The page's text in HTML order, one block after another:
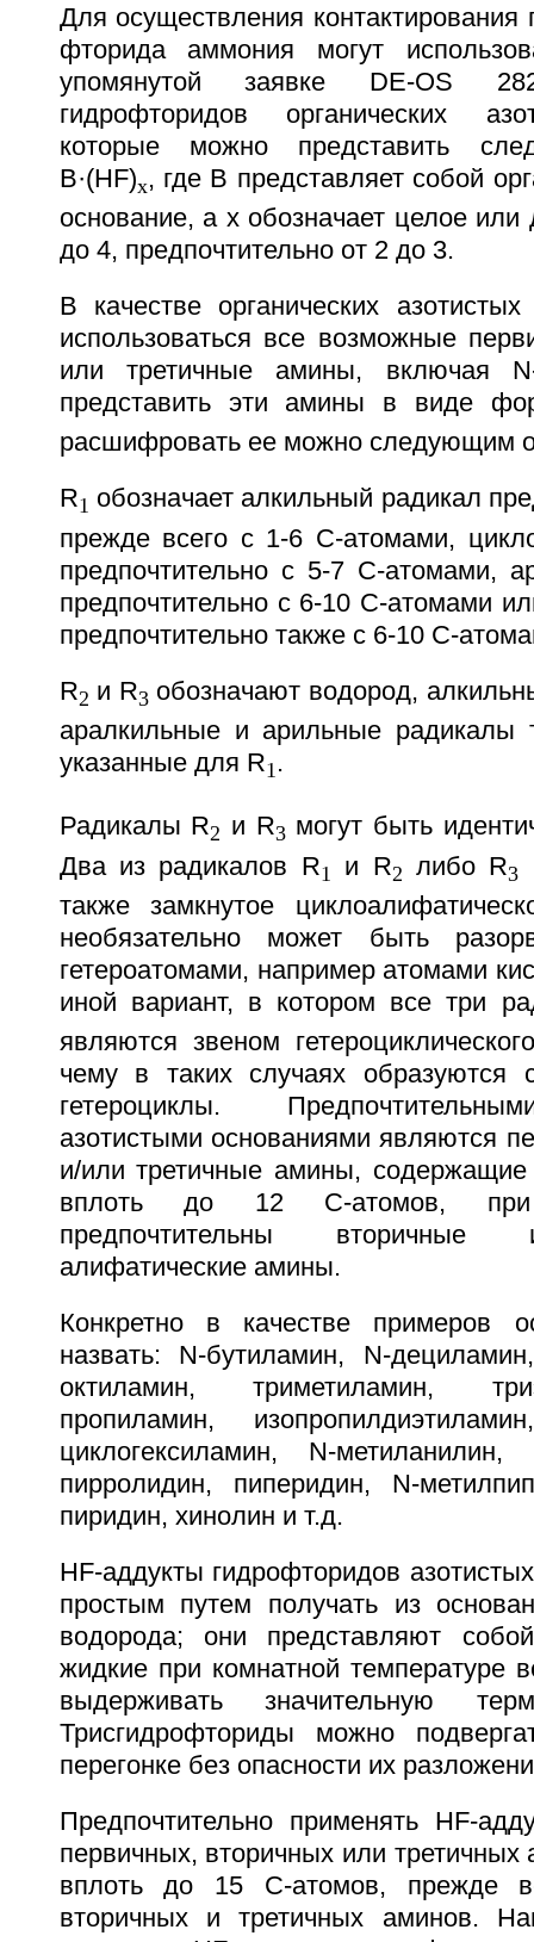
Для осуществления
фторида аммония могут
упомянутой заявке DE-OS
гидрофторидов органических
которые можно представить
B·(HF)х, где В представляет собой
основание, а x обозначает целое
до 4, предпочтительно от 2 до 3.
В качестве органических
использоваться все возможные
или третичные амины, включая
представить эти амины в виде
расшифровать ее можно следующим
R1 обозначает алкильный радикал
прежде всего с 1-6 С-атомами,
предпочтительно с 5-7 С-атомами,
предпочтительно с 6-10 С-атомами
предпочтительно также с 6-10 С-
R2 и R3 обозначают водород,
аралкильные и арильные радикалы
указанные для R1.
Радикалы R2 и R3 могут быть
Два из радикалов R1 и R2 либо R3
также замкнутое
необязательно может быть
гетероатомами, например атомами
иной вариант, в котором все три
являются звеном
чему в таких случаях образуются
гетероциклы.
азотистыми основаниями являются
и/или третичные амины,
вплоть до 12 С-атомов,
предпочтительны вторичные
алифатические амины.
Конкретно в качестве примеров
назвать: N-бутиламин, N-
октиламин, триметиламин,
пропиламин,
циклогексиламин, N-метиланилин,
пирролидин, пиперидин, N-
пиридин, хинолин и т.д.
HF-аддукты гидрофторидов
простым путем получать из
водорода; они представляют
жидкие при комнатной температуре
выдерживать значительную
Трисгидрофториды можно
перегонке без опасности их
Предпочтительно применять HF-
первичных, вторичных или
вплоть до 15 С-атомов, прежде
вторичных и третичных аминов.